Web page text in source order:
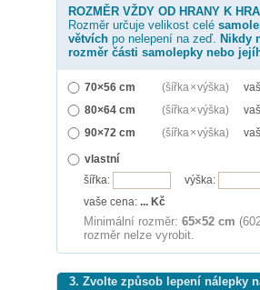
ROZMĚR VŽDY OD HRANY K
Rozměr určuje velikost celé
větvích po nelepení na zeď. Nikdy
rozměr části samolepky nebo
70×56 cm (šířka × výška)
80×64 cm
(šířka × výška)
90×72 cm
(šířka × výška)
vlastní
šířka:
výška:
vaše cena: ... Kč
Minimální rozměr: 65×52 cm
rozměr nelze vyrobit.
3. Zvolte způsob lepení nálepky